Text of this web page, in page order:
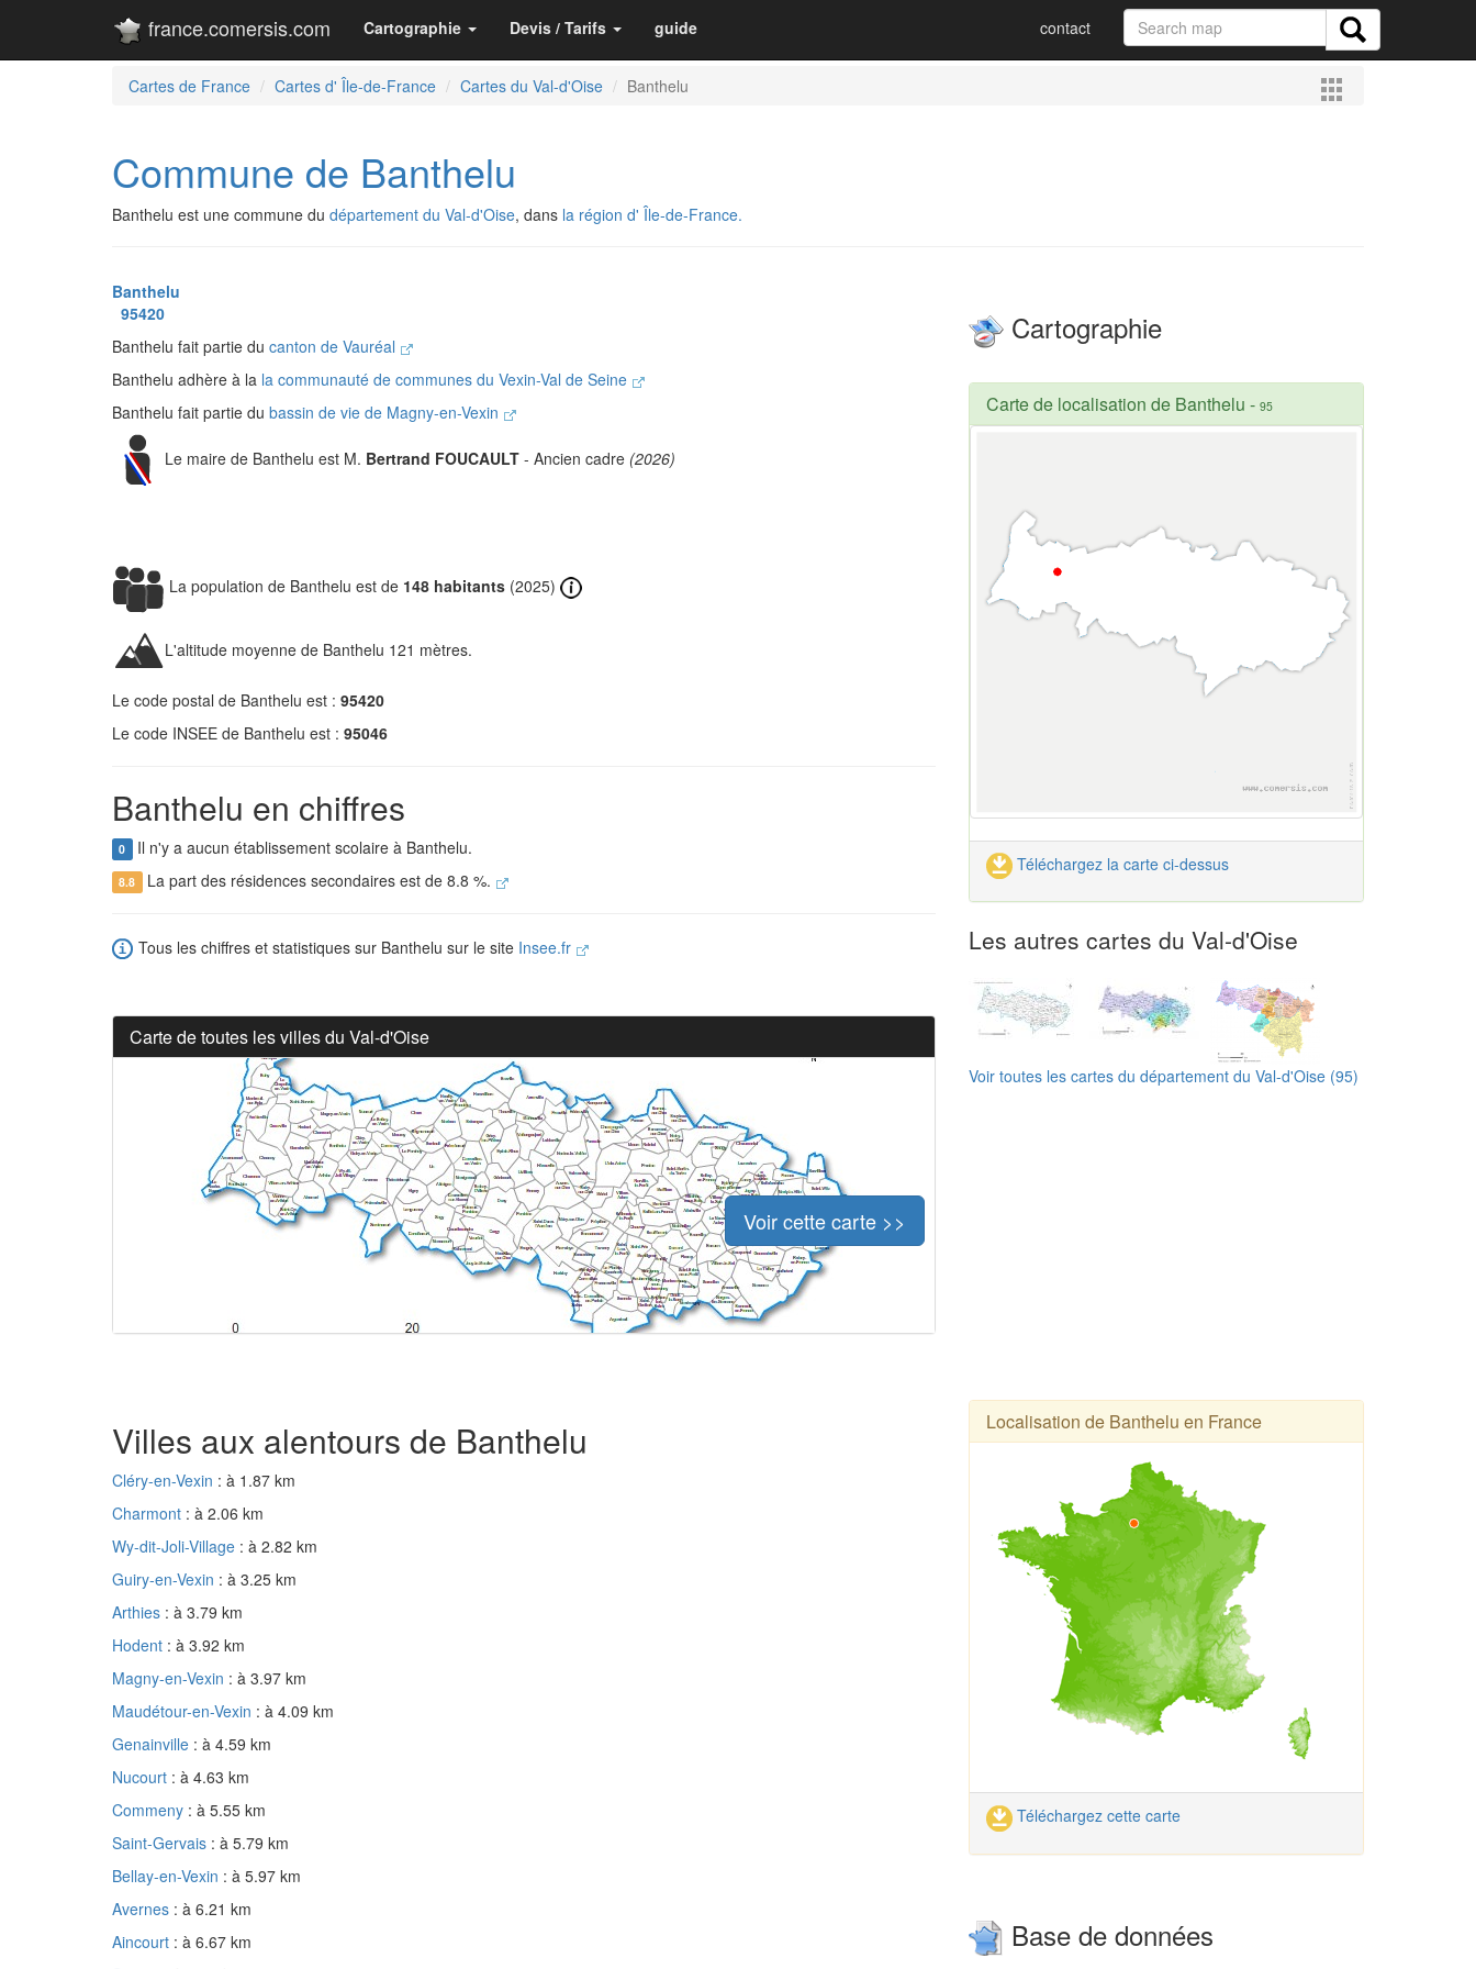
france.comersis.com Cartographie Devis / Tarifs guide contact
Cartes de France Cartes d' Île-de-France Cartes du Val-d'Oise Banthelu
Commune de Banthelu
Banthelu est une commune du département du Val-d'Oise, dans la région d' Île-de-France.
Banthelu
95420
Banthelu fait partie du canton de Vauréal
Banthelu adhère à la la communauté de communes du Vexin-Val de Seine
Banthelu fait partie du bassin de vie de Magny-en-Vexin
Le maire de Banthelu est M. Bertrand FOUCAULT - Ancien cadre (2026)
La population de Banthelu est de 148 habitants (2025)
L'altitude moyenne de Banthelu 121 mètres.
Le code postal de Banthelu est : 95420
Le code INSEE de Banthelu est : 95046
Banthelu en chiffres
0 Il n'y a aucun établissement scolaire à Banthelu.
8.8 La part des résidences secondaires est de 8.8 %.
Tous les chiffres et statistiques sur Banthelu sur le site Insee.fr
Carte de toutes les villes du Val-d'Oise
Voir cette carte >>
Cartographie
Carte de localisation de Banthelu - 95
Téléchargez la carte ci-dessus
Les autres cartes du Val-d'Oise
Voir toutes les cartes du département du Val-d'Oise (95)
Villes aux alentours de Banthelu
Cléry-en-Vexin : à 1.87 km
Charmont : à 2.06 km
Wy-dit-Joli-Village : à 2.82 km
Guiry-en-Vexin : à 3.25 km
Arthies : à 3.79 km
Hodent : à 3.92 km
Magny-en-Vexin : à 3.97 km
Maudétour-en-Vexin : à 4.09 km
Genainville : à 4.59 km
Nucourt : à 4.63 km
Commeny : à 5.55 km
Saint-Gervais : à 5.79 km
Bellay-en-Vexin : à 5.97 km
Avernes : à 6.21 km
Aincourt : à 6.67 km
Localisation de Banthelu en France
Téléchargez cette carte
Base de données